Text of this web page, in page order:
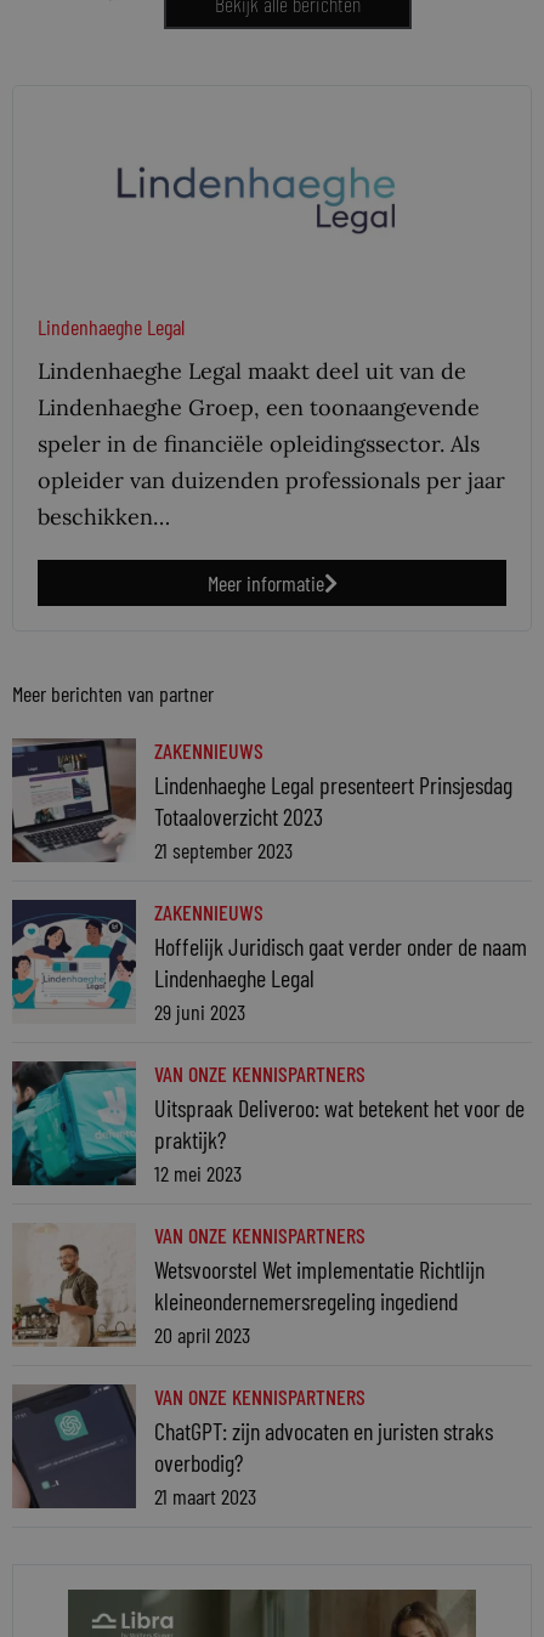
Lindenhaeghe Legal
Lindenhaeghe Legal maakt deel uit van de
Lindenhaeghe Groep, een toonaangevende
speler in de financiële opleidingssector. Als
opleider van duizenden professionals per jaar
beschikken…
Meer informatie
Meer berichten van partner
ZAKENNIEUWS
Lindenhaeghe Legal presenteert Prinsjesdag
Totaaloverzicht 2023
21 september 2023
ZAKENNIEUWS
Hoffelijk Juridisch gaat verder onder de naam
Lindenhaeghe Legal
29 juni 2023
VAN ONZE KENNISPARTNERS
Uitspraak Deliveroo: wat betekent het voor de
praktijk?
12 mei 2023
VAN ONZE KENNISPARTNERS
Wetsvoorstel Wet implementatie Richtlijn
kleineondernemersregeling ingediend
20 april 2023
VAN ONZE KENNISPARTNERS
ChatGPT: zijn advocaten en juristen straks
overbodig?
21 maart 2023